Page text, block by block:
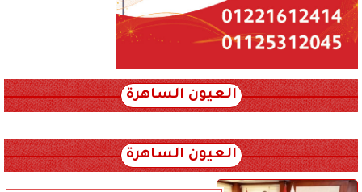
العيون الساهرة
العيون الساهرة